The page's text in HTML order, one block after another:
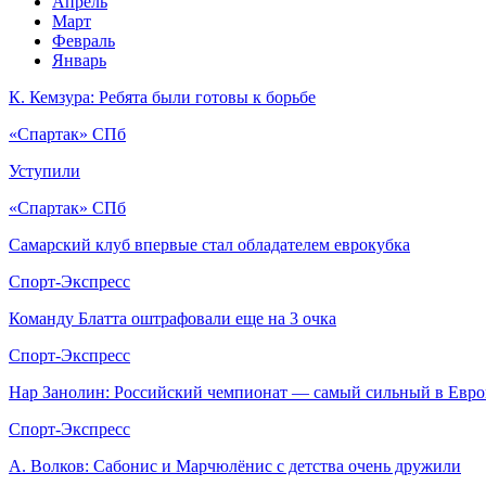
Март
Февраль
Январь
К. Кемзура: Ребята были готовы к борьбе
«Спартак» СПб
Уступили
«Спартак» СПб
Самарский клуб впервые стал обладателем еврокубка
Спорт-Экспресс
Команду Блатта оштрафовали еще на 3 очка
Спорт-Экспресс
Нар Занолин: Российский чемпионат — самый сильный в
Спорт-Экспресс
А. Волков: Сабонис и Марчюлёнис с детства очень дружили